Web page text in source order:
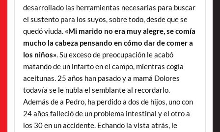
desarrollado las herramientas necesarias para buscar
el sustento para los suyos, sobre todo, desde que se
quedó viuda. «Mi marido no era muy alegre, se comía
mucho la cabeza pensando en cómo dar de comer a
los niños». Su exceso de preocupación le acabó
matando de un infarto en el campo, mientras cogía
aceitunas. 25 años han pasado y a mamá Dolores
todavía se le nubla el semblante al recordarlo.
Además de a Pedro, ha perdido a dos de hijos, uno con
24 años falleció de un problema intestinal y el otro a
los 30 en un accidente. Echando la vista atrás, le